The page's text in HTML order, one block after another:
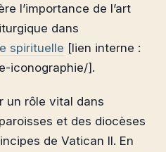
l’importance de l’art
dans
spirituelle [lien interne :
iconographie/].
un rôle vital dans
et des diocèses
de Vatican II. En